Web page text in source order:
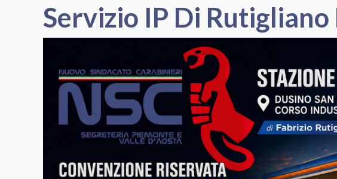
Servizio IP Di